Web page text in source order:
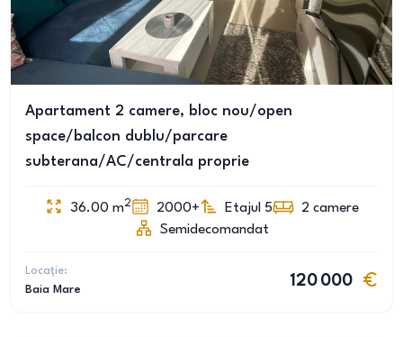
Apartament 2 camere, bloc nou/open
space/balcon dublu/parcare
subterana/AC/centrala proprie
36.00 m2 2000+ Etajul 5 2 camere
Semidecomandat
Locație:
Baia Mare
120 000